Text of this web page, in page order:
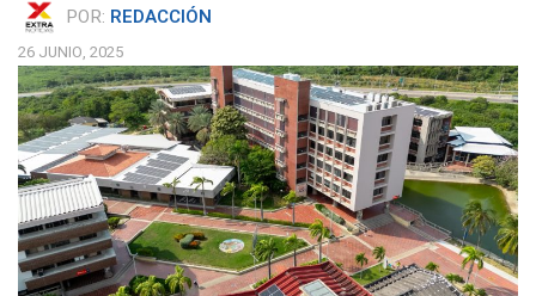
POR: REDACCIÓN
26 JUNIO, 2025